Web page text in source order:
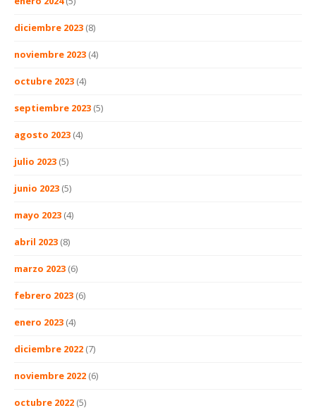
diciembre 2023 (8)
noviembre 2023 (4)
octubre 2023 (4)
septiembre 2023 (5)
agosto 2023 (4)
julio 2023 (5)
junio 2023 (5)
mayo 2023 (4)
abril 2023 (8)
marzo 2023 (6)
febrero 2023 (6)
enero 2023 (4)
diciembre 2022 (7)
noviembre 2022 (6)
octubre 2022 (5)